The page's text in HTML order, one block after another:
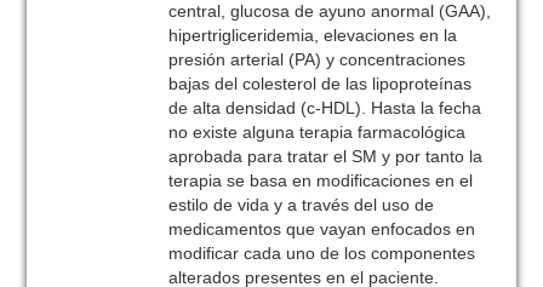
central, glucosa de ayuno anormal (GAA),
hipertrigliceridemia, elevaciones en la
presión arterial (PA) y concentraciones
bajas del colesterol de las lipoproteínas
de alta densidad (c-HDL). Hasta la fecha
no existe alguna terapia farmacológica
aprobada para tratar el SM y por tanto la
terapia se basa en modificaciones en el
estilo de vida y a través del uso de
medicamentos que vayan enfocados en
modificar cada uno de los componentes
alterados presentes en el paciente.